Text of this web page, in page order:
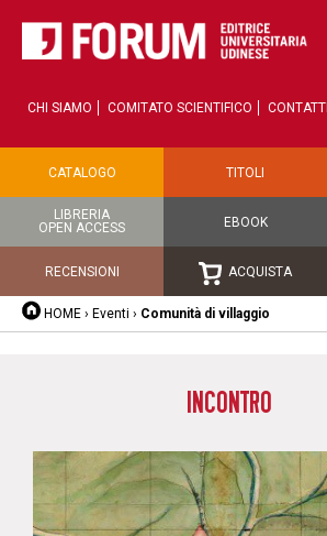
CHI SIAMO COMITATO SCIENTIFICO CONTATTI
CATALOGO TITOLI
LIBRERIA
OPEN ACCESS
EBOOK
RECENSIONI ACQUISTA
HOME › Eventi › Comunità di villaggio
INCONTRO